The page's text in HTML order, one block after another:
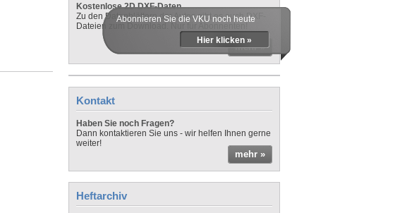
Kostenlose 2D DXF-Daten
Zu den Datenblättern der Autos gibt es auch DXF-
Dateien zum Download. Nur für Abonnenten!
mehr »
Abonnieren Sie die VKU noch heute
Hier klicken »
Kontakt
Haben Sie noch Fragen?
Dann kontaktieren Sie uns - wir helfen Ihnen gerne
weiter!
mehr »
Heftarchiv